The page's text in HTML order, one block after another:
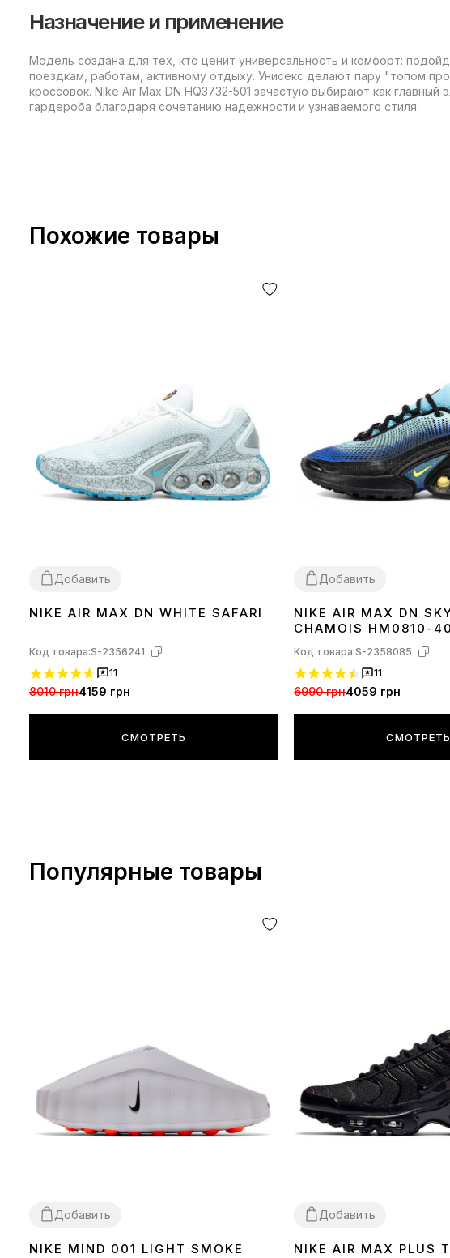
Назначение и применение
Модель создана для тех, кто ценит универсальность и комфорт:
поездкам, работам, активному отдыху. Унисекс делают пару "топом
кроссовок. Nike Air Max DN HQ3732-501 зачастую выбирают как главный
гардероба благодаря сочетанию надежности и узнаваемого стиля.
Похожие товары
Добавить
3637 38 39
NIKE AIR MAX DN WHITE SAFARI
Код товара:S-2356241
11
8010 грн4159 грн
СМОТРЕТЬ
Добавить
44
NIKE AIR MAX DN
CHAMOIS HM0810-
Код товара:S-2358085
11
6990 грн4059 грн
СМОТРЕТЬ
Популярные товары
Добавить
3738 39 40 41 42 43 4445
NIKE MIND 001 LIGHT SMOKE
Добавить
3637 38 39 404142 434445
NIKE AIR MAX PLUS